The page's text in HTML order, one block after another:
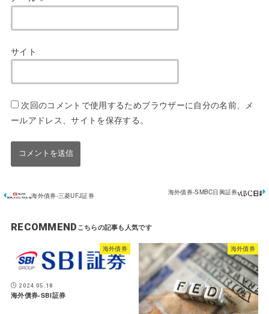
サイト
次回のコメントで使用するためブラウザーに自分の名前、メ
ールアドレス、サイトを保存する。
海外債券-三菱UFJ証券 海外債券-SMBC日興証券
RECOMMEND
海外債券
2024.05.18
海外債券-SBI証券
海外債券